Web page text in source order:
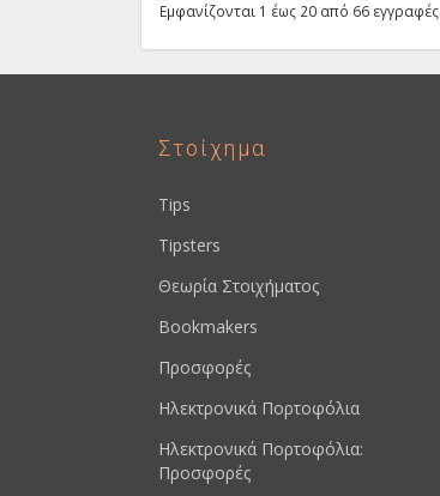
Εμφανίζονται 1 έως 20 από 66 εγγραφές
Στοίχημα
Tips
Tipsters
Θεωρία Στοιχήματος
Bookmakers
Προσφορές
Ηλεκτρονικά Πορτοφόλια
Ηλεκτρονικά Πορτοφόλια:
Προσφορές